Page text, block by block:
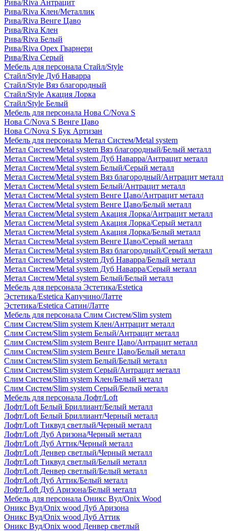
Рива/Riva Антрацит
Рива/Riva Клен/Металлик
Рива/Riva Венге Цаво
Рива/Riva Клен
Рива/Riva Белый
Рива/Riva Орех Гварнери
Рива/Riva Серый
Мебель для персонала Стайл/Style
Стайл/Style Дуб Наварра
Стайл/Style Вяз благородный
Стайл/Style Акация Лорка
Стайл/Style Белый
Мебель для персонала Нова С/Nova S
Нова С/Nova S Венге Цаво
Нова С/Nova S Бук Артизан
Мебель для персонала Метал Систем/Metal system
Метал Систем/Metal system Вяз благородный/Белый металл
Метал Систем/Metal system Дуб Наварра/Антрацит металл
Метал Систем/Metal system Белый/Серый металл
Метал Систем/Metal system Вяз благородный/Антрацит металл
Метал Систем/Metal system Белый/Антрацит металл
Метал Систем/Metal system Венге Цаво/Антрацит металл
Метал Систем/Metal system Венге Цаво/Белый металл
Метал Систем/Metal system Акация Лорка/Антрацит металл
Метал Систем/Metal system Акация Лорка/Серый металл
Метал Систем/Metal system Акация Лорка/Белый металл
Метал Систем/Metal system Венге Цаво/Серый металл
Метал Систем/Metal system Вяз благородный/Серый металл
Метал Систем/Metal system Дуб Наварра/Белый металл
Метал Систем/Metal system Дуб Наварра/Серый металл
Метал Систем/Metal system Белый/Белый металл
Мебель для персонала Эстетика/Estetica
Эстетика/Estetica Капучино/Латте
Эстетика/Estetica Сатин/Латте
Мебель для персонала Слим Систем/Slim system
Слим Систем/Slim system Клен/Антрацит металл
Слим Систем/Slim system Белый/Антрацит металл
Слим Систем/Slim system Венге Цаво/Антрацит металл
Слим Систем/Slim system Венге Цаво/Белый металл
Слим Систем/Slim system Белый/Белый металл
Слим Систем/Slim system Серый/Антрацит металл
Слим Систем/Slim system Клен/Белый металл
Слим Систем/Slim system Серый/Белый металл
Мебель для персонала Лофт/Loft
Лофт/Loft Белый Бриллиант/Белый металл
Лофт/Loft Белый Бриллиант/Черный металл
Лофт/Loft Тиквуд светлый/Черный металл
Лофт/Loft Дуб Аризона/Черный металл
Лофт/Loft Дуб Аттик/Черный металл
Лофт/Loft Денвер светлый/Черный металл
Лофт/Loft Тиквуд светлый/Белый металл
Лофт/Loft Денвер светлый/Белый металл
Лофт/Loft Дуб Аттик/Белый металл
Лофт/Loft Дуб Аризона/Белый металл
Мебель для персонала Оникс Вуд/Onix Wood
Оникс Вуд/Onix wood Дуб Аризона
Оникс Вуд/Onix wood Дуб Аттик
Оникс Вуд/Onix wood Денвер светлый